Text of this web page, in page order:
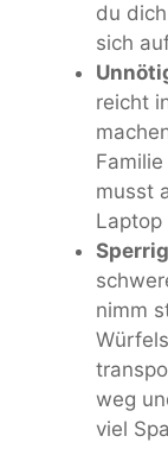
du
sich
reicht
musst
Laptop
nimm
weg
viel